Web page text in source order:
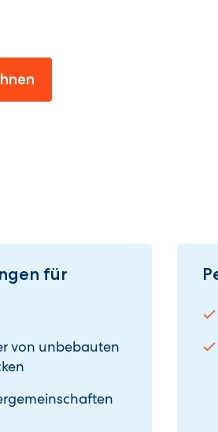
für
von unbebauten